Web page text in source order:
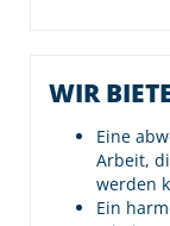
WIR
Eine
Arbeit,
werden
Ein